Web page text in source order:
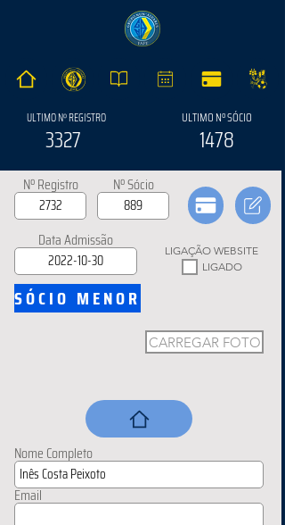
ULTIMO Nº REGISTRO
3327
ULTIMO Nº SÓCIO
1478
Nº Registro Nº Sócio
Data Admissão
LIGAÇÃO WEBSITE
LIGADO
SÓCIO MENOR
CARREGAR FOTO
Nome Completo
Email